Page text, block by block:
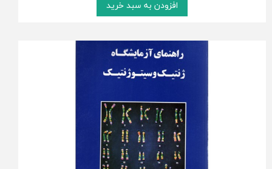
افزودن به سبد خرید